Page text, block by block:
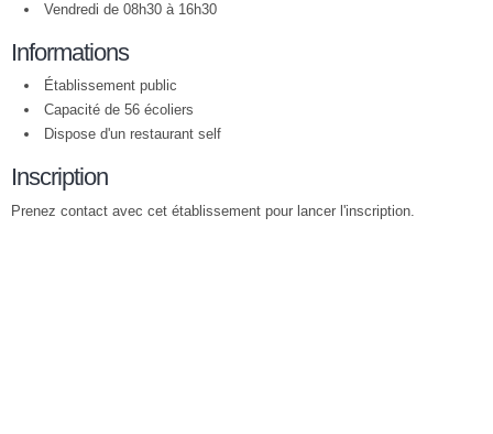
Vendredi de 08h30 à 16h30
Informations
Établissement public
Capacité de 56 écoliers
Dispose d'un restaurant self
Inscription
Prenez contact avec cet établissement pour lancer l'inscription.